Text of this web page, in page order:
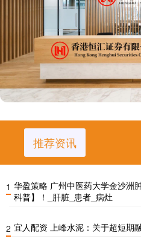
推荐资讯
1 华盈策略 广州中医药大学金沙洲
科普】！_肝脏_患者_病灶
2 宜人配资 上峰水泥：关于超短期